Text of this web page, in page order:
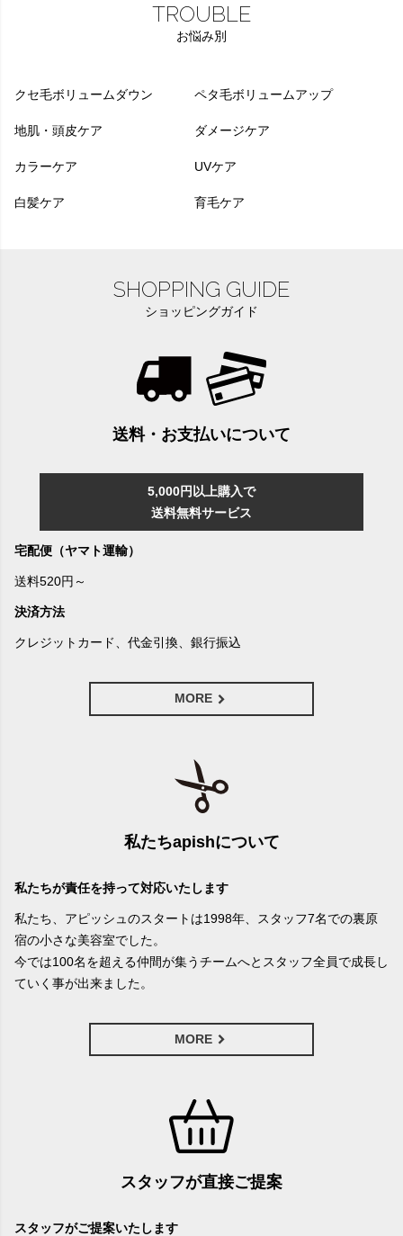
TROUBLE
お悩み別
クセ毛ボリュームダウン ペタ毛ボリュームアップ
地肌・頭皮ケア ダメージケア
カラーケア UVケア
白髪ケア 育毛ケア
SHOPPING GUIDE
ショッピングガイド
送料・お支払いについて
5,000円以上購入で
送料無料サービス
宅配便（ヤマト運輸）
送料520円～
決済方法
クレジットカード、代金引換、銀行振込
MORE
私たちapishについて
私たちが責任を持って対応いたします
私たち、アピッシュのスタートは1998年、スタッフ7名での裏原
宿の小さな美容室でした。
今では100名を超える仲間が集うチームへとスタッフ全員で成長し
ていく事が出来ました。
MORE
スタッフが直接ご提案
スタッフがご提案いたします